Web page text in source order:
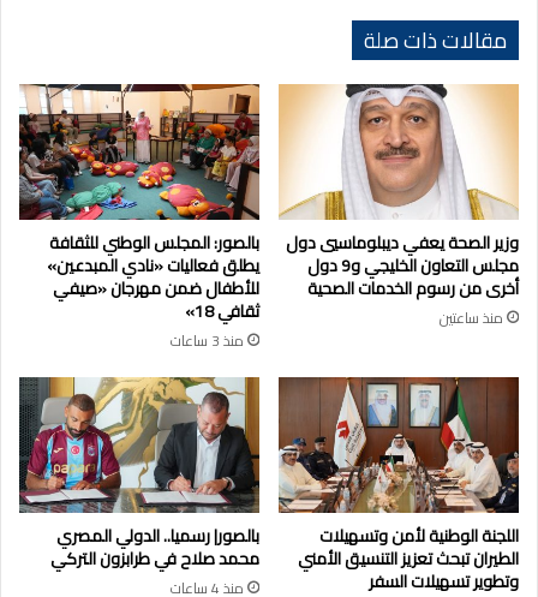
مقالات ذات صلة
وزير الصحة يعفي ديبلوماسيي دول
مجلس التعاون الخليجي و9 دول
أخرى من رسوم الخدمات الصحية
منذ ساعتين
بالصور: المجلس الوطني للثقافة
يطلق فعاليات «نادي المبدعين»
للأطفال ضمن مهرجان «صيفي
ثقافي 18»
منذ 3 ساعات
اللجنة الوطنية لأمن وتسهيلات
الطيران تبحث تعزيز التنسيق الأمني
وتطوير تسهيلات السفر
بالصور| رسميا.. الدولي المصري
محمد صلاح في طرابزون التركي
منذ 4 ساعات